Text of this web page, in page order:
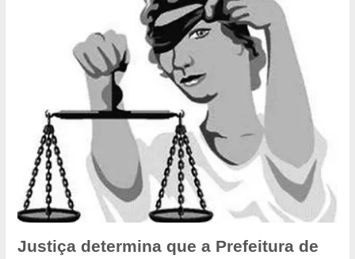
Justiça determina que a Prefeitura de